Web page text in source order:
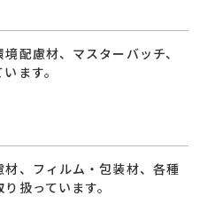
配慮材、マスターバッチ、
ます。
、フィルム・包装材、各種
扱っています。